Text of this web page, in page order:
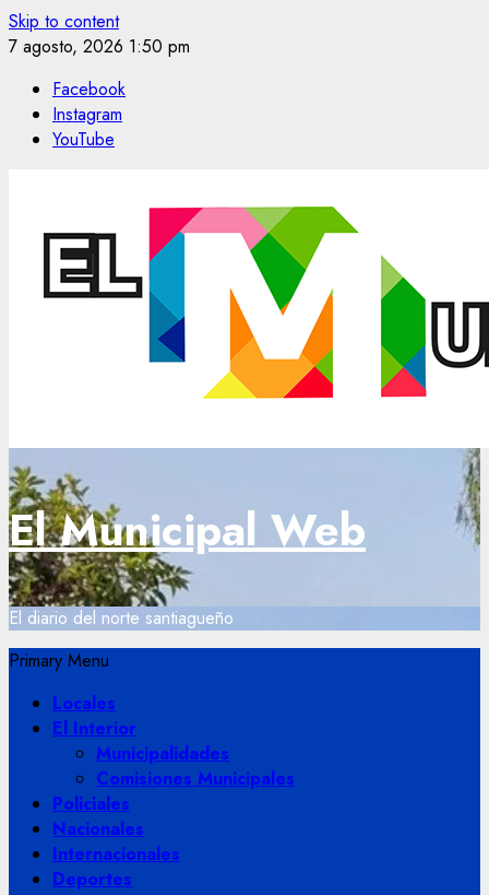
Skip to content
7 agosto, 2026 1:50 pm
Facebook
Instagram
YouTube
El Municipal Web
El diario del norte santiagueño
Primary Menu
Locales
El Interior
Municipalidades
Comisiones Municipales
Policiales
Nacionales
Internacionales
Deportes